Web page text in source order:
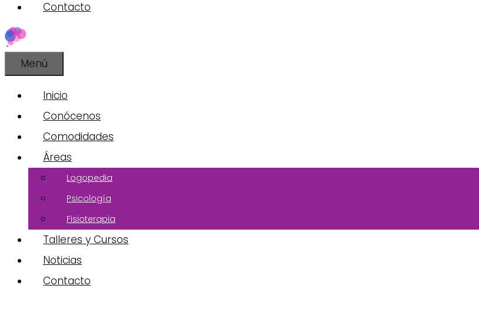
Contacto
Menú
Inicio
Conócenos
Comodidades
Áreas
Logopedia
Psicología
Fisioterapia
Talleres y Cursos
Noticias
Contacto